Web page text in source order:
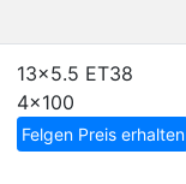
13x5.5 ET38
4x100
Felgen Preis erhalten